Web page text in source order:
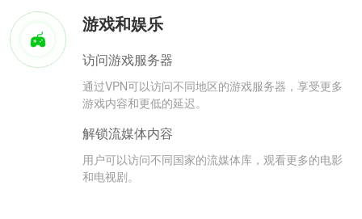
游戏和娱乐
访问游戏服务器
通过VPN可以访问不同地区的游戏服务器，享受更多
游戏内容和更低的延迟。
解锁流媒体内容
用户可以访问不同国家的流媒体库，观看更多的电影
和电视剧。